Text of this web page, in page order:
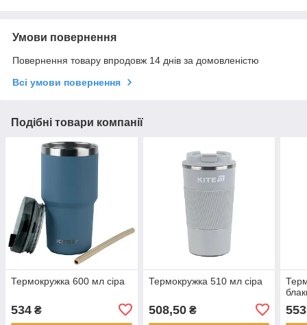
Умови повернення
Повернення товару впродовж 14 днів за домовленістю
Всі умови повернення
Подібні товари компанії
Термокружка 600 мл сіра
534 ₴
Термокружка 510 мл сіра
508,50₴